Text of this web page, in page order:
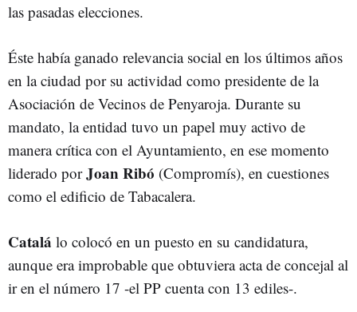
las pasadas elecciones.
Éste había ganado relevancia social en los últimos años
en la ciudad por su actividad como presidente de la
Asociación de Vecinos de Penyaroja. Durante su
mandato, la entidad tuvo un papel muy activo de
manera crítica con el Ayuntamiento, en ese momento
liderado porJoan Ribó (Compromís), en cuestiones
como el edificio de Tabacalera.
Catalá lo colocó en un puesto en su candidatura,
aunque era improbable que obtuviera acta de concejal al
ir en el número 17 -el PP cuenta con 13 ediles-.